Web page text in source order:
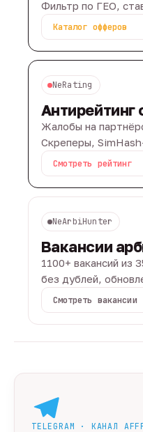
Фильтр по ГЕО,
Каталог офферов
NeRating
Антирейтинг
Жалобы на
Скреперы,
Смотреть рейтинг
NeArbiHunter
Вакансии
1100+ вакансий из
без дублей,
Смотреть вакансии
TELEGRAM · КАНАЛ